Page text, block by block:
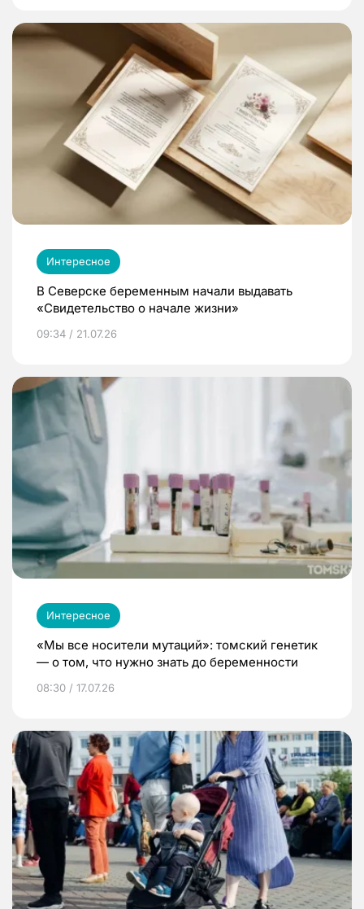
Интересное
В Северске беременным начали выдавать
«Свидетельство о начале жизни»
09:34 / 21.07.26
Интересное
«Мы все носители мутаций»: томский генетик
— о том, что нужно знать до беременности
08:30 / 17.07.26